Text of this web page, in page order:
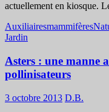
actuellement en kiosque.
Auxiliairesmammifères
Jardin
Asters : une manne
pollinisateurs
3 octobre 2013 D.B.